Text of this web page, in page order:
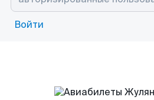
Войти